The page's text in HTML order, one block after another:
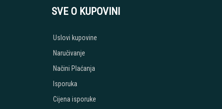
SVE O KUPOVINI
Uslovi kupovine
Naručivanje
Načini Plaćanja
Isporuka
Cijena isporuke